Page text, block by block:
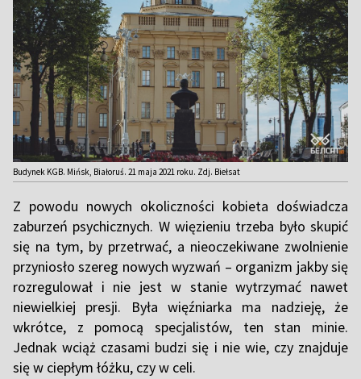
Budynek KGB. Mińsk, Białoruś. 21 maja 2021 roku. Zdj. Biełsat
Z powodu nowych okoliczności kobieta doświadcza
zaburzeń psychicznych. W więzieniu trzeba było skupić
się na tym, by przetrwać, a nieoczekiwane zwolnienie
przyniosło szereg nowych wyzwań – organizm jakby się
rozregulował i nie jest w stanie wytrzymać nawet
niewielkiej presji. Była więźniarka ma nadzieję, że
wkrótce, z pomocą specjalistów, ten stan minie.
Jednak wciąż czasami budzi się i nie wie, czy znajduje
się w ciepłym łóżku, czy w celi.